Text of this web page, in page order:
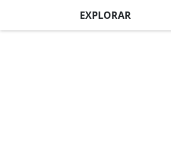
EXPLORAR